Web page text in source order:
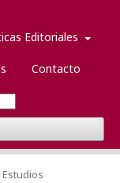
Editoriales
Contacto
Estudios